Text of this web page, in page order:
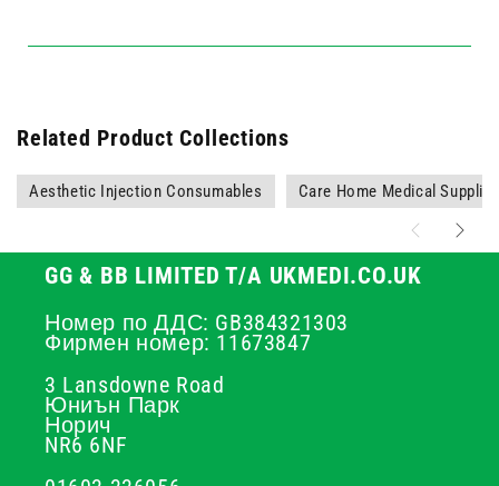
Related Product Collections
Aesthetic Injection Consumables Care Home Medical
GG & BB LIMITED T/A UKMEDI.CO.UK
Номер по ДДС: GB384321303
Фирмен номер: 11673847
3 Lansdowne Road
Юниън Парк
Норич
NR6 6NF